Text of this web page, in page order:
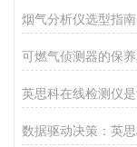
烟气分析仪选型指南
可燃气侦测器的保